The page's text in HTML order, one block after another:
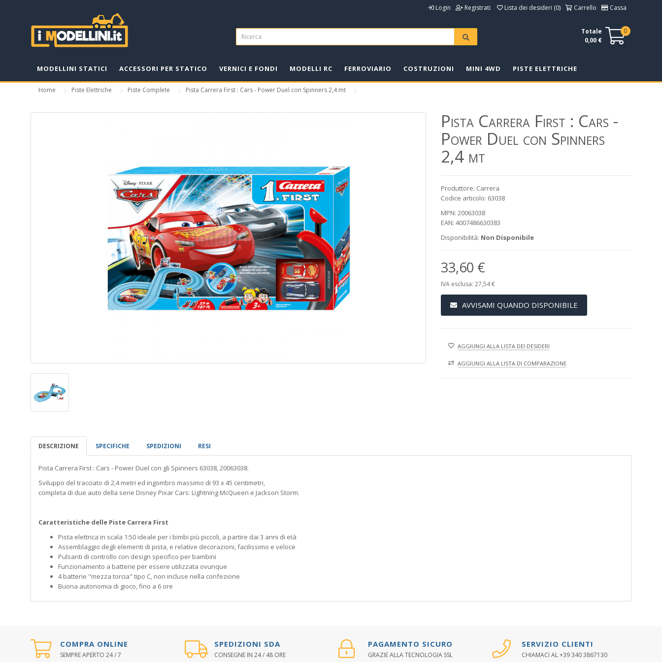
Login Registrati Lista dei desideri (0) Carrello Cassa
0
Totale
0,00 €
MODELLINI STATICI ACCESSORI PER STATICO VERNICI E FONDI MODELLI RC FERROVIARIO COSTRUZIONI MINI 4WD PISTE ELETTRICHE
Home Piste Elettriche Piste Complete Pista Carrera First : Cars - Power Duel con Spinners 2,4 mt
Pista Carrera First : Cars -
Power Duel con Spinners
2,4 mt
Produttore: Carrera
Codice articolo: 63038
MPN: 20063038
EAN: 4007486630383
Disponibilità: Non Disponibile
33,60 €
IVA esclusa: 27,54 €
AVVISAMI QUANDO DISPONIBILE
AGGIUNGI ALLA LISTA DEI DESIDERI
AGGIUNGI ALLA LISTA DI COMPARAZIONE
DESCRIZIONE SPECIFICHE SPEDIZIONI RESI
Pista Carrera First : Cars - Power Duel con gli Spinners 63038, 20063038.
Sviluppo del tracciato di 2,4 metri ed ingombro massimo di 93 x 45 centimetri,
completa di due auto della serie Disney Pixar Cars: Lightning McQueen e Jackson Storm.
Caratteristiche delle Piste Carrera First
Pista elettrica in scala 1:50 ideale per i bimbi più piccoli, a partire dai 3 anni di età
Assemblaggio degli elementi di pista, e relative decorazioni, facilissimo e veloce
Pulsanti di controllo con design specifico per bambini
Funzionamento a batterie per essere utilizzata ovunque
4 batterie "mezza torcia" tipo C, non incluse nella confezione
Buona autonomia di gioco, fino a 6 ore
COMPRA ONLINE
SEMPRE APERTO 24 / 7
SPEDIZIONI SDA
CONSEGNE IN 24 / 48 ORE
PAGAMENTO SICURO
GRAZIE ALLA TECNOLOGIA SSL
SERVIZIO CLIENTI
CHIAMACI AL +39 340 3867130